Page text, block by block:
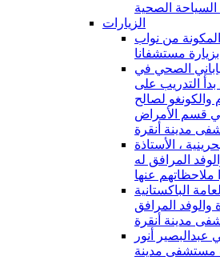
الزيارات
من نواب
مستشفانا
الصحي في
التدريب على
والكونغو لصالح
في قسم الأمراض
، الأستاذة
المرافق له
الباكستانية
والوفد المرافق
عبدالبصير أنور
مستشفى مدينة